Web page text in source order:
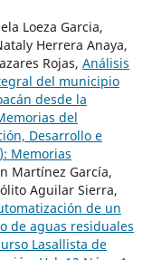
Loeza Garcia,
Herrera Anaya,
Rojas, Análisis
del municipio
desde la
del
Desarrollo e
Memorias
Martínez García,
Aguilar Sierra,
de un
de aguas residuales
Lasallista de